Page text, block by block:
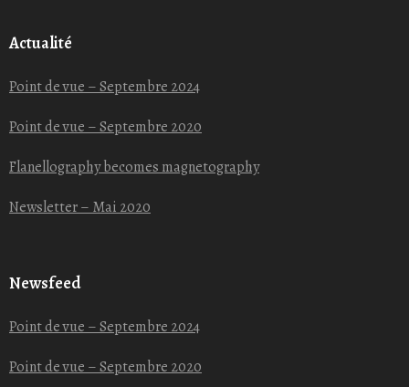
Actualité
Point de vue – Septembre 2024
Point de vue – Septembre 2020
Flanellography becomes magnetography
Newsletter – Mai 2020
Newsfeed
Point de vue – Septembre 2024
Point de vue – Septembre 2020